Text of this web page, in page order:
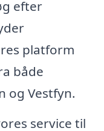
efter
platform
både
og Vestfyn.
service til